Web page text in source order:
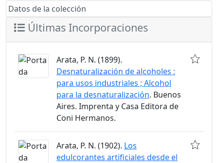
Datos de la colección
Últimas Incorporaciones
Arata, P. N. (1899).
Desnaturalización de alcoholes :
para usos industriales ; Alcohol
para la desnaturalización. Buenos
Aires. Imprenta y Casa Editora de
Coni Hermanos.
Arata, P. N. (1902). Los
edulcorantes artificiales desde el